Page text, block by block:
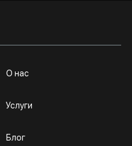
О нас
Услуги
Блог